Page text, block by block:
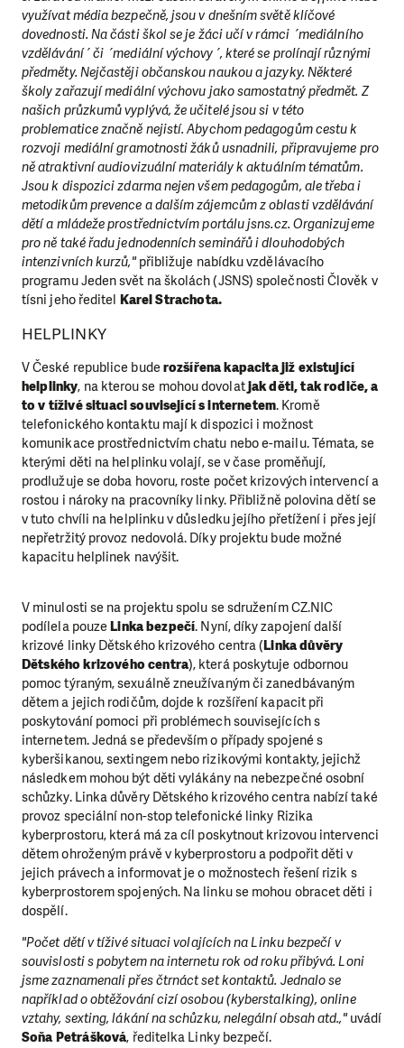
využívat média bezpečně, jsou v dnešním světě klíčové
dovednosti. Na části škol se je žáci učí v rámci ´mediálního
vzdělávání´ či ´mediální výchovy´, které se prolínají různými
předměty. Nejčastěji občanskou naukou a jazyky. Některé
školy zařazují mediální výchovu jako samostatný předmět. Z
našich průzkumů vyplývá, že učitelé jsou si v této
problematice značně nejistí. Abychom pedagogům cestu k
rozvoji mediální gramotnosti žáků usnadnili, připravujeme pro
ně atraktivní audiovizuální materiály k aktuálním tématům.
Jsou k dispozici zdarma nejen všem pedagogům, ale třeba i
metodikům prevence a dalším zájemcům z oblasti vzdělávání
dětí a mládeže prostřednictvím portálu jsns.cz. Organizujeme
pro ně také řadu jednodenních seminářů i dlouhodobých
intenzivních kurzů,"přibližuje nabídku vzdělávacího
programu Jeden svět na školách (JSNS) společnosti Člověk v
tísni jeho ředitel Karel Strachota.
HELPLINKY
V České republice bude rozšířena kapacita již existující
helplinky, na kterou se mohou dovolatjak děti, tak rodiče, a
to v tíživé situaci související s internetem. Kromě
telefonického kontaktu mají k dispozici i možnost
komunikace prostřednictvím chatu nebo e-mailu. Témata, se
kterými děti na helplinku volají, se v čase proměňují,
prodlužuje se doba hovoru, roste počet krizových intervencí a
rostou i nároky na pracovníky linky. Přibližně polovina dětí se
v tuto chvíli na helplinku v důsledku jejího přetížení i přes její
nepřetržitý provoz nedovolá. Díky projektu bude možné
kapacitu helplinek navýšit.
V minulosti se na projektu spolu se sdružením CZ.NIC
podílela pouzeLinka bezpečí. Nyní, díky zapojení další
krizové linky Dětského krizového centra (Linka důvěry
Dětského krizového centra), která poskytuje odbornou
pomoc týraným, sexuálně zneužívaným či zanedbávaným
dětem a jejich rodičům, dojde k rozšíření kapacit při
poskytování pomoci při problémech souvisejících s
internetem. Jedná se především o případy spojené s
kyberšikanou, sextingem nebo rizikovými kontakty, jejichž
následkem mohou být děti vylákány na nebezpečné osobní
schůzky. Linka důvěry Dětského krizového centra nabízí také
provoz speciální non-stop telefonické linky Rizika
kyberprostoru, která má za cíl poskytnout krizovou intervenci
dětem ohroženým právě v kyberprostoru a podpořit děti v
jejich právech a informovat je o možnostech řešení rizik s
kyberprostorem spojených. Na linku se mohou obracet děti i
dospělí.
"Počet dětí v tíživé situaci volajících na Linku bezpečí v
souvislosti s pobytem na internetu rok od roku přibývá. Loni
jsme zaznamenali přes čtrnáct set kontaktů. Jednalo se
například o obtěžování cizí osobou (kyberstalking), online
vztahy, sexting, lákání na schůzku, nelegální obsah atd.,"uvádí
Soňa Petrášková, ředitelka Linky bezpečí.